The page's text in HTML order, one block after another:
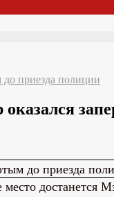
приезда полиции
достанется